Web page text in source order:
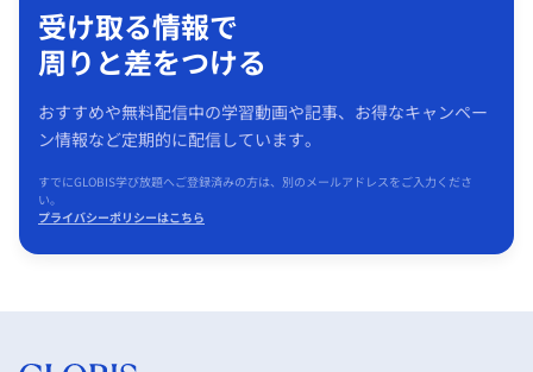
受け取る情報で
周りと差をつける
おすすめや無料配信中の学習動画や記事、お得なキャンペー
ン情報など定期的に配信しています。
すでにGLOBIS学び放題へご登録済みの方は、別のメールアドレスをご入力くださ
い。
プライバシーポリシーはこちら